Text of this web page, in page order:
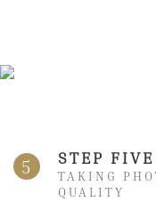
5 STEP FIVE
TAKING
QUALITY